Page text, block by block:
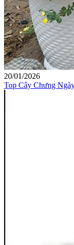
20/01/2026
Top Cây Chưng